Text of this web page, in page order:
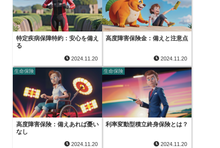
特定疾病保障特約：安心を備え
る
2024.11.20
高度障害保険金：備えと注意点
2024.11.20
生命保険
高度障害保険：備えあれば憂い
なし
2024.11.20
生命保険
利率変動型積立終身保険とは？
2024.11.20